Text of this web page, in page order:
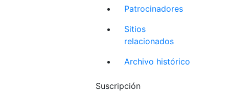
Patrocinadores
Sitios
relacionados
Archivo histórico
Suscripción